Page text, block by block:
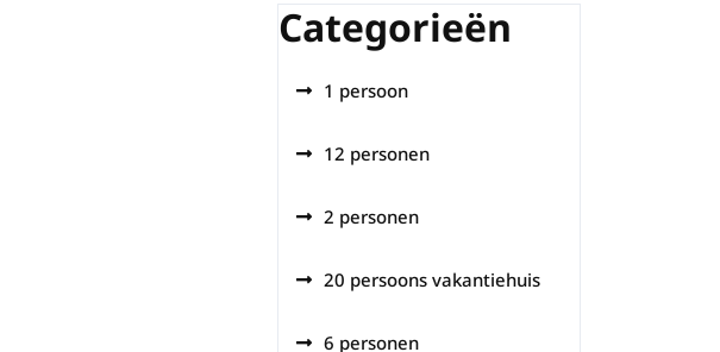
Categorieën
1 persoon
12 personen
2 personen
20 persoons vakantiehuis
6 personen